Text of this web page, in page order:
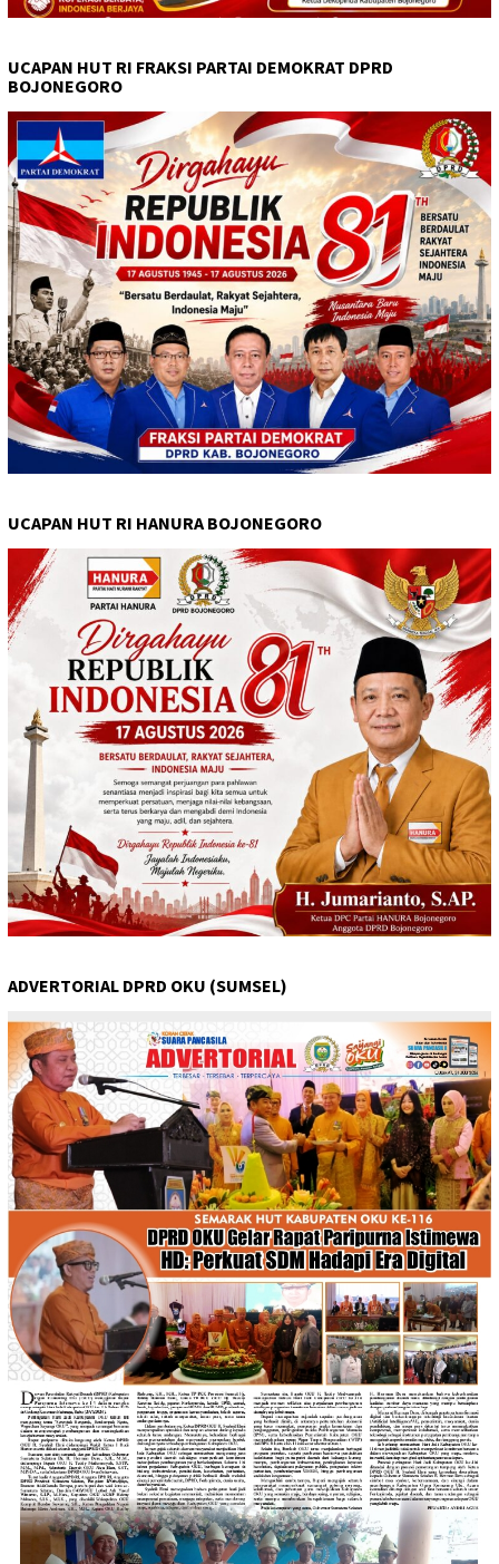
UCAPAN HUT RI FRAKSI PARTAI DEMOKRAT DPRD
BOJONEGORO
UCAPAN HUT RI HANURA BOJONEGORO
ADVERTORIAL DPRD OKU (SUMSEL)